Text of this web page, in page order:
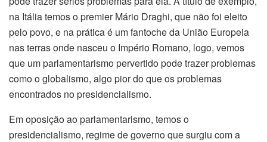
na Itália temos o premier Mário Draghi, que não foi eleito
pelo povo, e na prática é um fantoche da União Europeia
nas terras onde nasceu o Império Romano, logo, vemos
que um parlamentarismo pervertido pode trazer problemas
como o globalismo, algo pior do que os problemas
encontrados no presidencialismo.
Em oposição ao parlamentarismo, temos o
presidencialismo, regime de governo que surgiu com a